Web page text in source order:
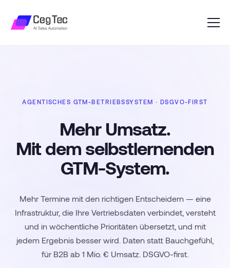
AGENTISCHES GTM-BETRIEBSSYSTEM · DSGVO-FIRST
Mehr Umsatz.
Mit dem selbstlernenden
GTM-System.
GTM-
Mehr Termine mit den richtigen Entscheidern — eine
Infrastruktur, die Ihre Vertriebsdaten verbindet, versteht
und in wöchentliche Prioritäten übersetzt, und mit
jedem Ergebnis besser wird. Daten statt Bauchgefühl,
für B2B ab 1 Mio. € Umsatz. DSGVO-first.